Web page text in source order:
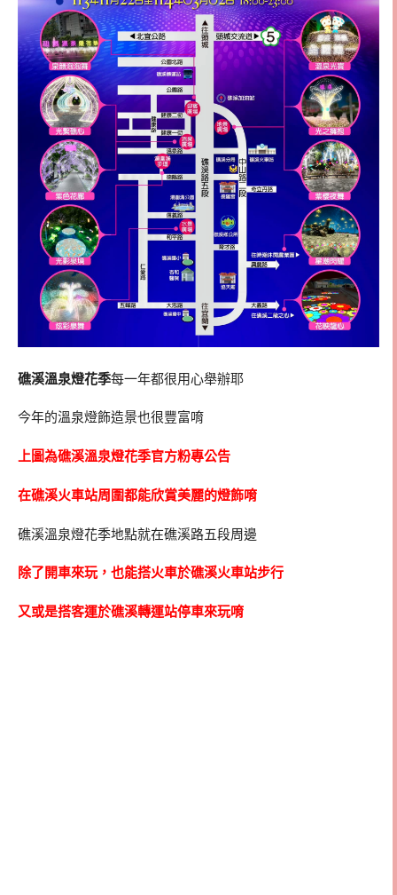
礁溪溫泉燈花季每一年都很用心舉辦耶
今年的溫泉燈飾造景也很豐富唷
上圖為礁溪溫泉燈花季官方粉專公告
在礁溪火車站周圍都能欣賞美麗的燈飾唷
礁溪溫泉燈花季地點就在礁溪路五段周邊
除了開車來玩，也能搭火車於礁溪火車站步行
又或是搭客運於礁溪轉運站停車來玩唷